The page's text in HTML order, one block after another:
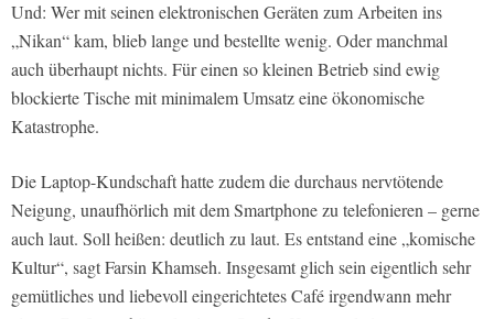
Und: Wer mit seinen elektronischen Geräten zum Arbeiten ins
„Nikan“ kam, blieb lange und bestellte wenig. Oder manchmal
auch überhaupt nichts. Für einen so kleinen Betrieb sind ewig
blockierte Tische mit minimalem Umsatz eine ökonomische
Katastrophe.
Die Laptop-Kundschaft hatte zudem die durchaus nervtötende
Neigung, unaufhörlich mit dem Smartphone zu telefonieren – gerne
auch laut. Soll heißen: deutlich zu laut. Es entstand eine „komische
Kultur“, sagt Farsin Khamseh. Insgesamt glich sein eigentlich sehr
gemütliches und liebevoll eingerichtetes Café irgendwann mehr